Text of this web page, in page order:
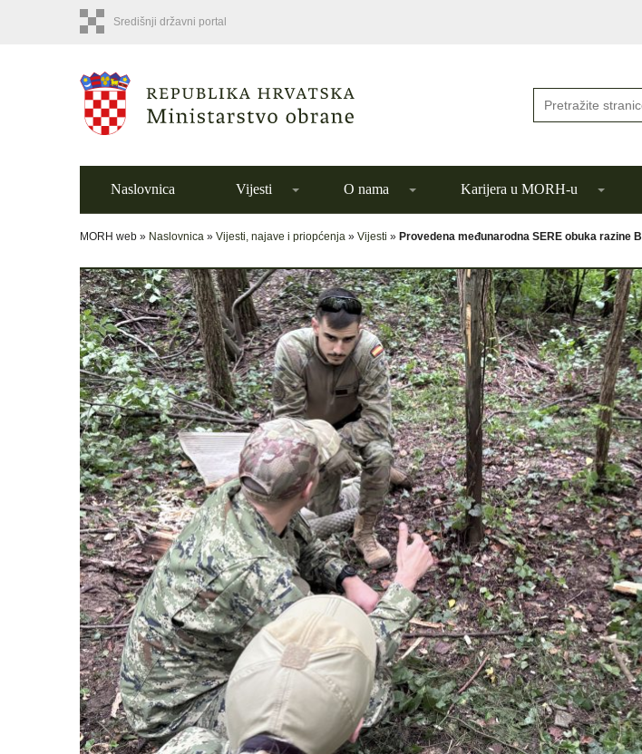
Središnji državni portal
Naslovnica Vijesti O nama Karijera u MORH-u
MORH web » Naslovnica » Vijesti, najave i priopćenja » Vijesti » Provedena međunarodna SERE obuka razine B